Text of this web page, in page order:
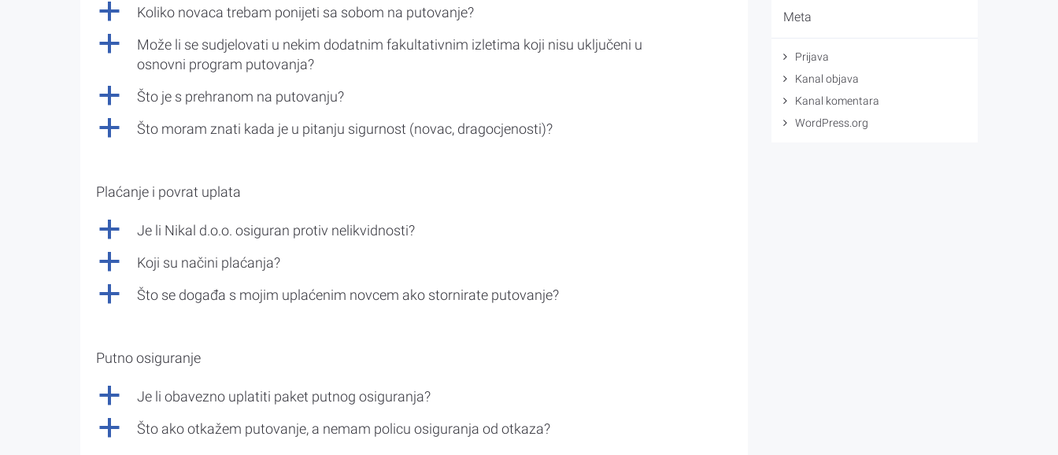
a Koliko novaca trebam ponijeti sa sobom na putovanje?
a
Može li se sudjelovati u nekim dodatnim fakultativnim izletima koji nisu uključeni u
osnovni program putovanja?
a Što je s prehranom na putovanju?
a Što moram znati kada je u pitanju sigurnost (novac, dragocjenosti)?
Plaćanje i povrat uplata
a Je li Nikal d.o.o. osiguran protiv nelikvidnosti?
a Koji su načini plaćanja?
a Što se događa s mojim uplaćenim novcem ako stornirate putovanje?
Putno osiguranje
a Je li obavezno uplatiti paket putnog osiguranja?
a Što ako otkažem putovanje, a nemam policu osiguranja od otkaza?
Meta
Prijava
Kanal objava
Kanal komentara
WordPress.org